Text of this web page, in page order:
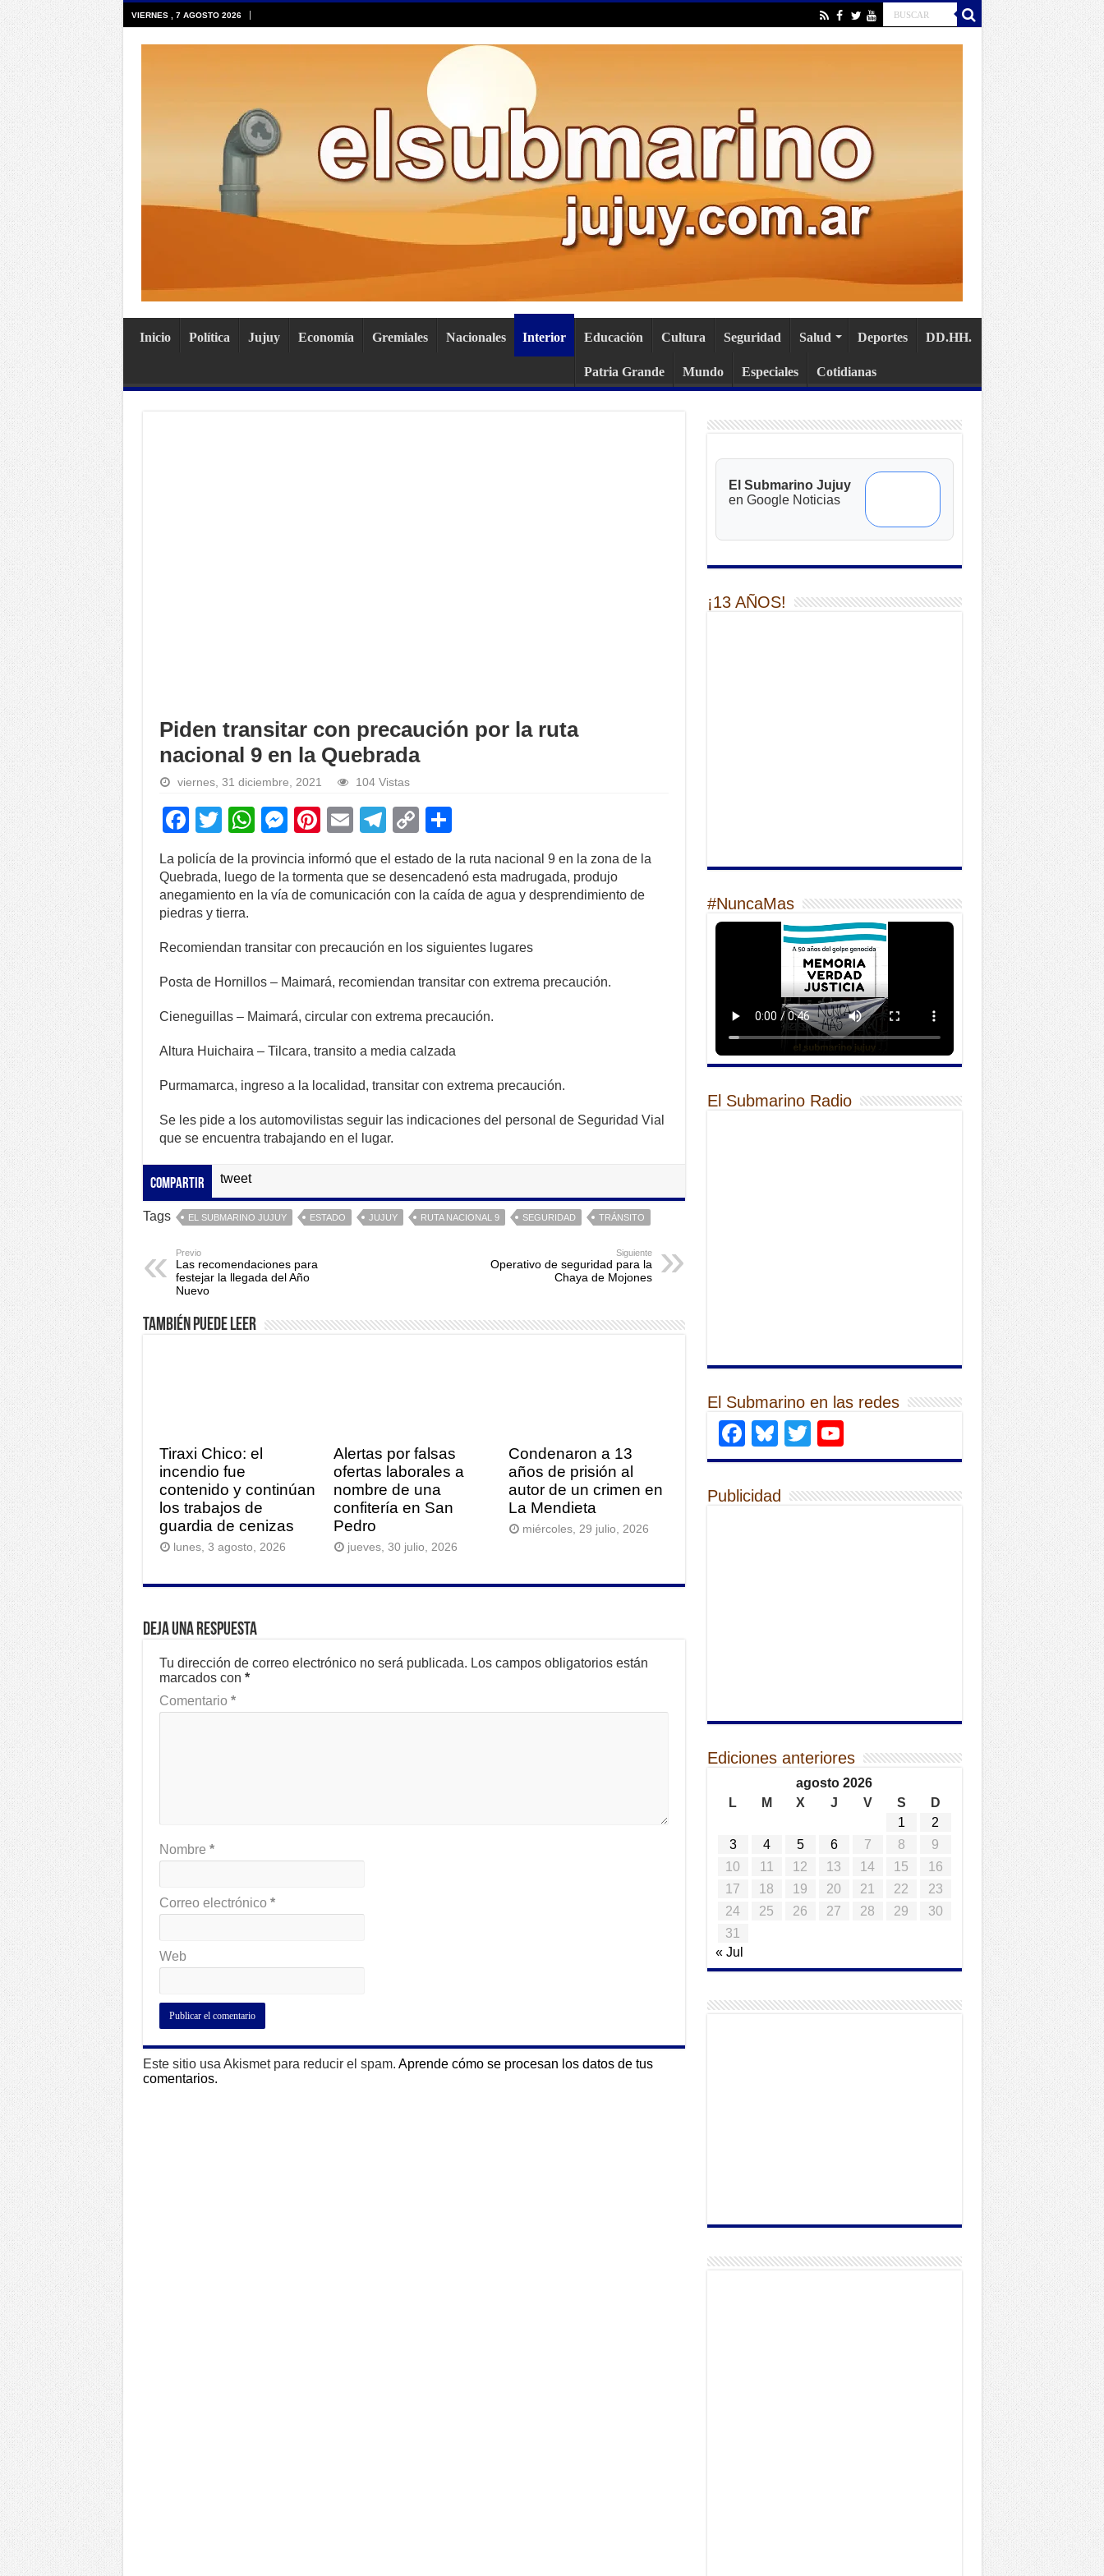
VIERNES , 7 AGOSTO 2026
Inicio Política Jujuy Economía Gremiales Nacionales Interior Educación Cultura Seguridad Salud Deportes DD.HH.
Patria Grande Mundo Especiales Cotidianas
Piden transitar con precaución por la ruta
nacional 9 en la Quebrada
viernes, 31 diciembre, 2021 104 Vistas
F
a
c
e
b
o
o
T
wi
tt
er
W
at
s
p
p
M
e
ss
e
g
er
Pi
nt
er
e
E
ail
T
el
e
gr
m
C
o
p
y
n
k
h
ar
e
La policía de la provincia informó que el estado de la ruta nacional 9 en la zona de la
Quebrada, luego de la tormenta que se desencadenó esta madrugada, produjo
anegamiento en la vía de comunicación con la caída de agua y desprendimiento de
piedras y tierra.
Recomiendan transitar con precaución en los siguientes lugares
Posta de Hornillos – Maimará, recomiendan transitar con extrema precaución.
Cieneguillas – Maimará, circular con extrema precaución.
Altura Huichaira – Tilcara, transito a media calzada
Purmamarca, ingreso a la localidad, transitar con extrema precaución.
Se les pide a los automovilistas seguir las indicaciones del personal de Seguridad Vial
que se encuentra trabajando en el lugar.
Compartir tweet
Tags EL SUBMARINO JUJUY ESTADO JUJUY RUTA NACIONAL 9 SEGURIDAD TRÁNSITO
Previo
Las recomendaciones para
festejar la llegada del Año
Nuevo
Siguiente
Operativo de seguridad para la
Chaya de Mojones
También puede leer
Tiraxi Chico: el
incendio fue
contenido y continúan
los trabajos de
guardia de cenizas
lunes, 3 agosto, 2026
Alertas por falsas
ofertas laborales a
nombre de una
confitería en San
Pedro
jueves, 30 julio, 2026
Condenaron a 13
años de prisión al
autor de un crimen en
La Mendieta
miércoles, 29 julio, 2026
Deja una respuesta
Tu dirección de correo electrónico no será publicada. Los campos obligatorios están
marcados con *
Comentario *
Nombre *
Correo electrónico *
Web
Este sitio usa Akismet para reducir el spam. Aprende cómo se procesan los datos de tus
comentarios.
El Submarino Jujuy
en Google Noticias
¡13 AÑOS!
#NuncaMas
El Submarino Radio
El Submarino en las redes
Facebook
Bluesky
Twitter
Publicidad
Ediciones anteriores
agosto 2026
L
M X J V S
D
1
2
3
4 5 6 7 8
9
10
11 12 13 14 15
16
17
18 19 20 21 22
23
24
25 26 27 28 29
30
31
« Jul